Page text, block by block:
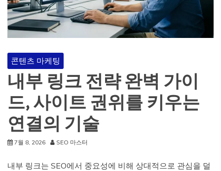
콘텐츠 마케팅
내부 링크 전략 완벽 가이
드, 사이트 권위를 키우는
연결의 기술
7월 8, 2026 SEO 마스터
내부 링크는 SEO에서 중요성에 비해 상대적으로 관심을 덜